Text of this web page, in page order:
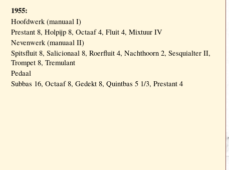
1955:
Hoofdwerk (manuaal I)
Prestant 8, Holpijp 8, Octaaf 4, Fluit 4, Mixtuur IV
Nevenwerk (manuaal II)
Spitsfluit 8, Salicionaal 8, Roerfluit 4, Nachthoorn 2, Sesquialter II,
Trompet 8, Tremulant
Pedaal
Subbas 16, Octaaf 8, Gedekt 8, Quintbas 5 1/3, Prestant 4